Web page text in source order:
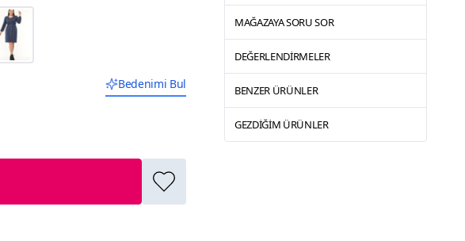
Bedenimi Bul
MAĞAZAYA SORU SOR
DEĞERLENDIRMELER
BENZER ÜRÜNLER
GEZDIĞIM ÜRÜNLER